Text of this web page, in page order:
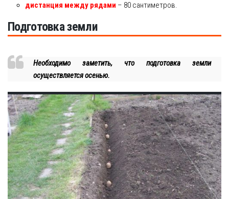
дистанция между рядами – 80 сантиметров.
Подготовка земли
Необходимо заметить, что подготовка земли
осуществляется осенью.